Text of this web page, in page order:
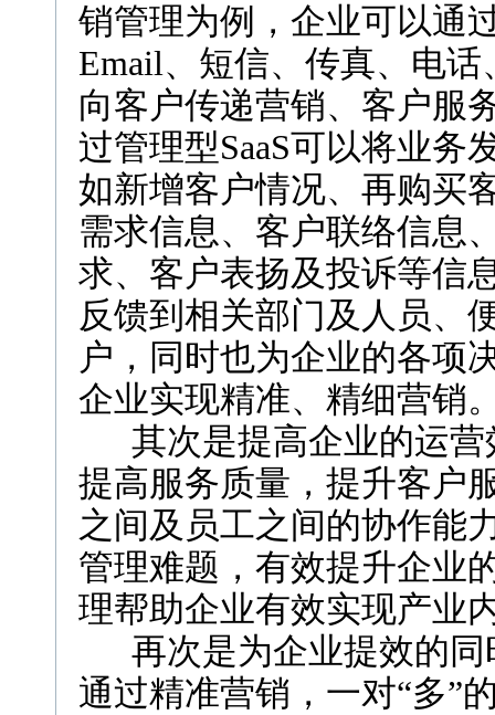
销管理为例，企业可以通
Email、短信、传真、电
向客户传递营销、客户服
过管理型SaaS可以将业务
如新增客户情况、再购买
需求信息、客户联络信息
求、客户表扬及投诉等信
反馈到相关部门及人员、
户，同时也为企业的各项
企业实现精准、精细营销
其次是提高企业的运营
提高服务质量，提升客户
之间及员工之间的协作能
管理难题，有效提升企业
理帮助企业有效实现产业
再次是为企业提效的同
通过精准营销，一对“多”